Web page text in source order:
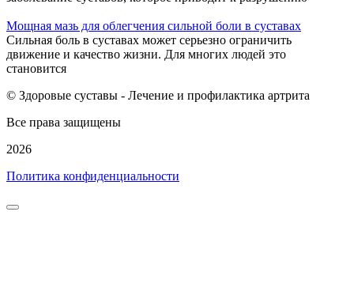
Мощная мазь для облегчения сильной боли в суставах
Сильная боль в суставах может серьезно ограничить
движение и качество жизни. Для многих людей это
становится
© Здоровые суставы - Лечение и профилактика артрита
Все права защищены
2026
Политика конфиденциальности